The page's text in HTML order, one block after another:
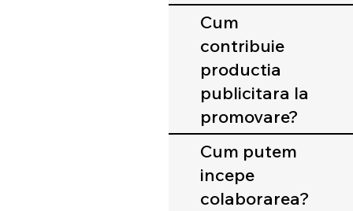
Cum
contribuie
productia
publicitara la
promovare?
Cum putem
incepe
colaborarea?